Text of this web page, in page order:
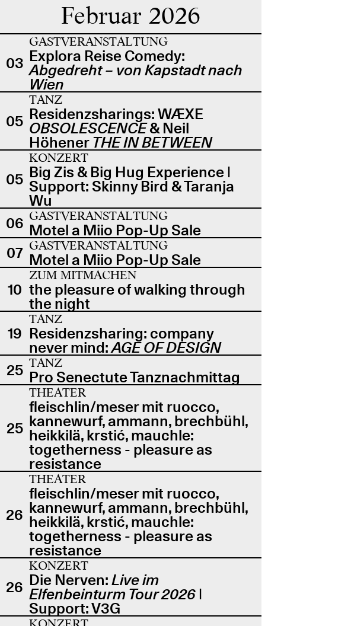
Februar 2026
03
GASTVERANSTALTUNG
Explora Reise Comedy:
Abgedreht – von Kapstadt nach
Wien
05
TANZ
Residenzsharings: WÆXE
OBSOLESCENCE& Neil
Höhener THE IN BETWEEN
05
KONZERT
Big Zis & Big Hug Experience |
Support: Skinny Bird & Taranja
Wu
06 GASTVERANSTALTUNG
Motel a Miio Pop-Up Sale
07 GASTVERANSTALTUNG
Motel a Miio Pop-Up Sale
10
ZUM MITMACHEN
the pleasure of walking through
the night
19
TANZ
Residenzsharing: company
never mind:AGE OF DESIGN
25 TANZ
Pro Senectute Tanznachmittag
25
THEATER
fleischlin/meser mit ruocco,
kannewurf, ammann, brechbühl,
heikkilä, krstić, mauchle:
togetherness - pleasure as
resistance
26
THEATER
fleischlin/meser mit ruocco,
kannewurf, ammann, brechbühl,
heikkilä, krstić, mauchle:
togetherness - pleasure as
resistance
26
KONZERT
Die Nerven:Live im
Elfenbeinturm Tour 2026 |
Support: V3G